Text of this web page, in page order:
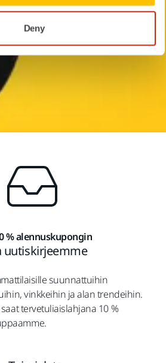
Deny
% alennuskupongin
uutiskirjeemme
suunnattuihin
vinkkeihin ja alan trendeihin.
tervetuliaislahjana 10 %